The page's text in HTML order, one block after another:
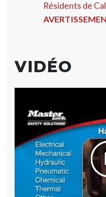
Résidents de
VIDÉO